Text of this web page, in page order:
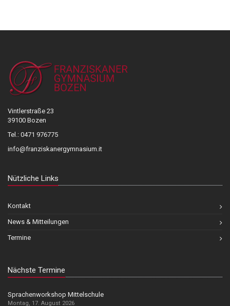
Vintlerstraße 23
39100 Bozen
Tel.: 0471 976775
info@franziskanergymnasium.it
Nützliche Links
Kontakt
News & Mitteilungen
Termine
Nächste Termine
Sprachenworkshop Mittelschule
Montag, 17. August 2026